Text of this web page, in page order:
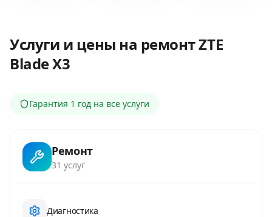
Услуги и цены на ремонтZTE
Blade X3
Гарантия 1 год на все услуги
Ремонт
31 услуг
Диагностика